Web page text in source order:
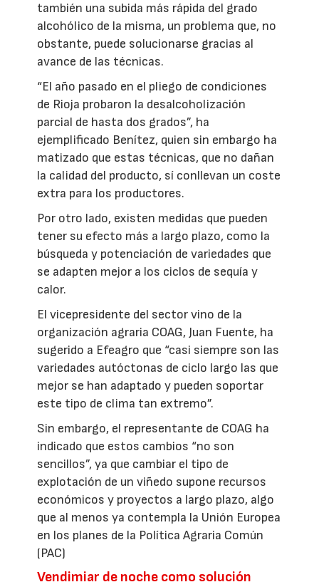
también una subida más rápida del grado
alcohólico de la misma, un problema que, no
obstante, puede solucionarse gracias al
avance de las técnicas.
“El año pasado en el pliego de condiciones
de Rioja probaron la desalcoholización
parcial de hasta dos grados”, ha
ejemplificado Benítez, quien sin embargo ha
matizado que estas técnicas, que no dañan
la calidad del producto, sí conllevan un coste
extra para los productores.
Por otro lado, existen medidas que pueden
tener su efecto más a largo plazo, como la
búsqueda y potenciación de variedades que
se adapten mejor a los ciclos de sequía y
calor.
El vicepresidente del sector vino de la
organización agraria COAG, Juan Fuente, ha
sugerido a Efeagro que “casi siempre son las
variedades autóctonas de ciclo largo las que
mejor se han adaptado y pueden soportar
este tipo de clima tan extremo”.
Sin embargo, el representante de COAG ha
indicado que estos cambios “no son
sencillos”, ya que cambiar el tipo de
explotación de un viñedo supone recursos
económicos y proyectos a largo plazo, algo
que al menos ya contempla la Unión Europea
en los planes de la Política Agraria Común
(PAC)
Vendimiar de noche como solución